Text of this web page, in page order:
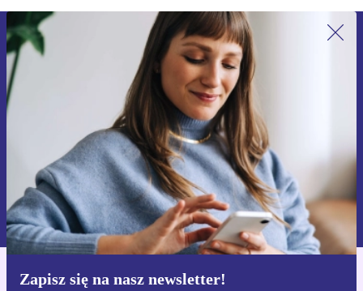
Zapisz się na nasz newsletter!
Zapisz się na nasz newsletter!
Nie przegap żadnej oferty.
Zarejestruj się
Informacje na temat używania danych osobowych znajdują się w
naszej
Polityce prywatności
Pobierz aplikację refurbed